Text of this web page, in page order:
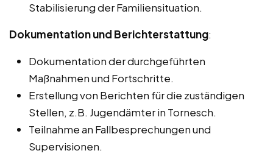
Stabilisierung der Familiensituation.
Dokumentation und Berichterstattung:
Dokumentation der durchgeführten
Maßnahmen und Fortschritte.
Erstellung von Berichten für die zuständigen
Stellen, z.B. Jugendämter in Tornesch.
Teilnahme an Fallbesprechungen und
Supervisionen.